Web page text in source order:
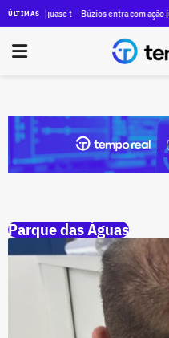
ÚLTIMAS
Rossi quase triplica patrimônio em 12
Búzios entra com ação
Parque das Águas